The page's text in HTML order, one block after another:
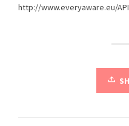
http://www.everyaware.eu/